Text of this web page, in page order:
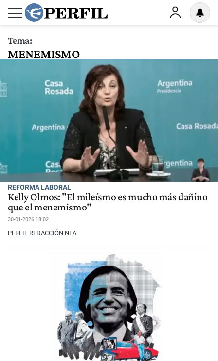
Tema:
MENEMISMO
REFORMA LABORAL
Kelly Olmos: "El mileísmo es mucho más dañino
que el menemismo"
30-01-2026 18:02
PERFIL REDACCIÓN NEA